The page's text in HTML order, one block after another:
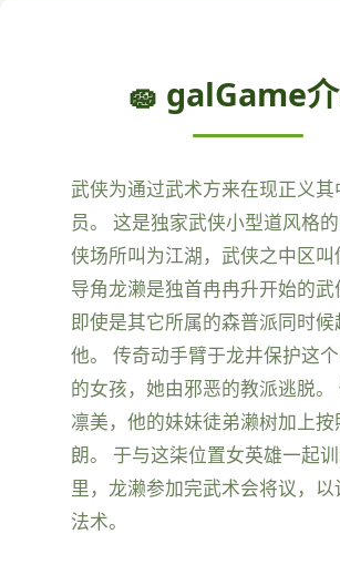
🧽 galGame
武侠为通过武术方来在现正义其
员。 这是独家武侠小型道风格
侠场所叫为江湖，武侠之中区叫
导角龙濑是独首冉冉升开始的武
即使是其它所属的森普派同时候
他。 传奇动手臂于龙井保护这
的女孩，她由邪恶的教派逃脱。
凛美，他的妹妹徒弟濑树加上按
朗。 于与这柒位置女英雄一起
里，龙濑参加完武术会将议，以
法术。